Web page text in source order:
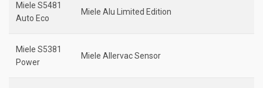
Miele S5481
Auto Eco
Miele Alu Limited Edition
Miele S5381
Power
Miele Allervac Sensor